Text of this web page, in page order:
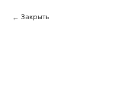
Закрыть